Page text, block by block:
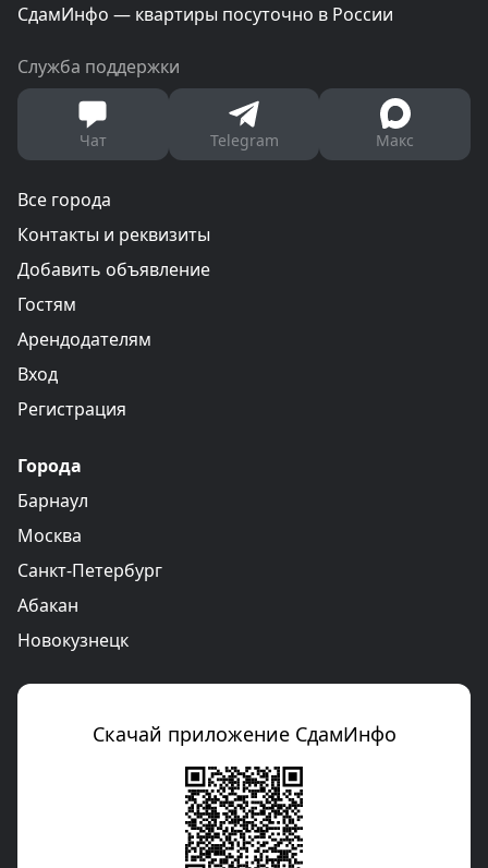
СдамИнфо — квартиры посуточно в России
Служба поддержки
Чат Telegram Макс
Все города
Контакты и реквизиты
Добавить объявление
Гостям
Арендодателям
Вход
Регистрация
Города
Барнаул
Москва
Санкт-Петербург
Абакан
Новокузнецк
Скачай приложение СдамИнфо